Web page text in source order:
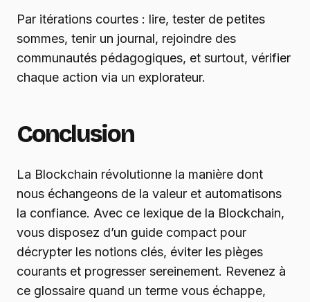
Par itérations courtes : lire, tester de petites
sommes, tenir un journal, rejoindre des
communautés pédagogiques, et surtout, vérifier
chaque action via un explorateur.
Conclusion
La Blockchain révolutionne la manière dont
nous échangeons de la valeur et automatisons
la confiance. Avec ce lexique de la Blockchain,
vous disposez d’un guide compact pour
décrypter les notions clés, éviter les pièges
courants et progresser sereinement. Revenez à
ce glossaire quand un terme vous échappe,